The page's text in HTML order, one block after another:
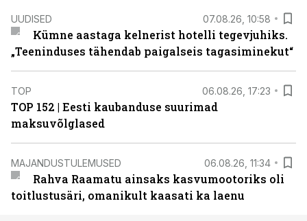
UUDISED 07.08.26, 10:58
Kümne aastaga kelnerist hotelli tegevjuhiks.
„Teeninduses tähendab paigalseis tagasiminekut“
TOP 06.08.26, 17:23
TOP 152 | Eesti kaubanduse suurimad
maksuvõlglased
MAJANDUSTULEMUSED 06.08.26, 11:34
Rahva Raamatu ainsaks kasvumootoriks oli
toitlustusäri, omanikult kaasati ka laenu